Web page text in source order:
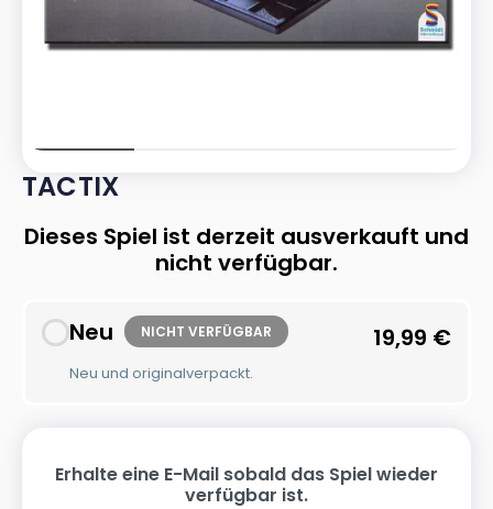
TACTIX
Dieses Spiel ist derzeit ausverkauft und
nicht verfügbar.
Neu NICHT VERFÜGBAR
Neu und originalverpackt.
19,99 €
Erhalte eine E-Mail sobald das Spiel wieder
verfügbar ist.